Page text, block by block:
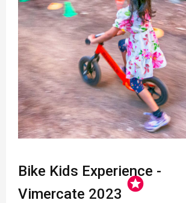
Bike Kids Experience -
Vimercate 2023
stars